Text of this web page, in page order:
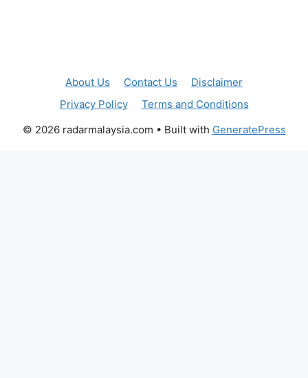
About Us Contact Us
Disclaimer
Privacy Policy
Terms and Conditions
© 2026 radarmalaysia.com • Built with GeneratePress